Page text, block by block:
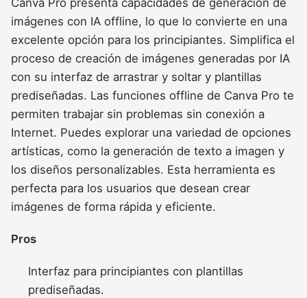
imágenes con IA offline, lo que lo convierte en una
excelente opción para los principiantes. Simplifica el
proceso de creación de imágenes generadas por IA
con su interfaz de arrastrar y soltar y plantillas
prediseñadas. Las funciones offline de Canva Pro te
permiten trabajar sin problemas sin conexión a
Internet. Puedes explorar una variedad de opciones
artísticas, como la generación de texto a imagen y
los diseños personalizables. Esta herramienta es
perfecta para los usuarios que desean crear
imágenes de forma rápida y eficiente.
Pros
Interfaz para principiantes con plantillas
prediseñadas.